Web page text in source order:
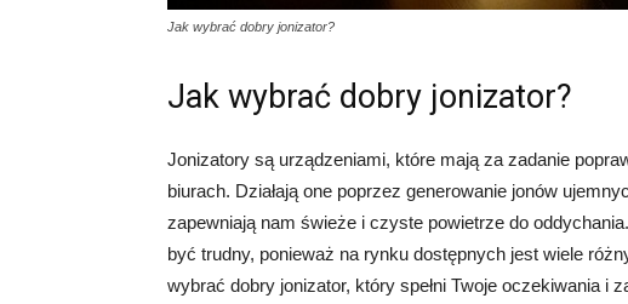
Jak wybrać dobry jonizator?
Jak wybrać dobry jonizator?
Jonizatory są urządzeniami, które mają za zadanie
biurach. Działają one poprzez generowanie jonów
zapewniają nam świeże i czyste powietrze do
być trudny, ponieważ na rynku dostępnych jest wiele
wybrać dobry jonizator, który spełni Twoje oczekiwania i